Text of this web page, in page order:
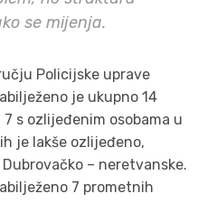
se mijenja.
Policijske uprave
je ukupno 14
s ozlijeđenim osobama u
je lakše ozlijeđeno,
– neretvanske.
7 prometnih